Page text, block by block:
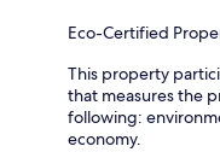
Eco-Certified
This property
that measures the
following:
economy.